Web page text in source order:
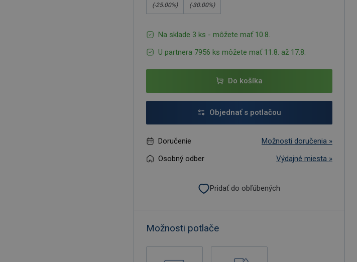
(-25.00%) (-30.00%)
Na sklade 3 ks - môžete mať 10.8.
U partnera 7956 ks môžete mať 11.8. až 17.8.
Do košíka
Objednať s potlačou
Doručenie
Možnosti doručenia »
Osobný odber
Výdajné miesta »
Pridať do obľúbených
Možnosti potlače